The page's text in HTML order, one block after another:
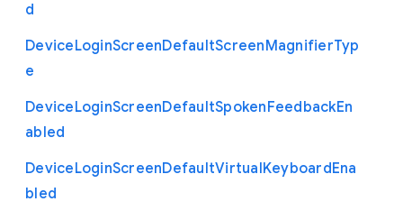
d
DeviceLoginScreenDefaultScreenMagnifierTyp
e
DeviceLoginScreenDefaultSpokenFeedbackEn
abled
DeviceLoginScreenDefaultVirtualKeyboardEna
bled